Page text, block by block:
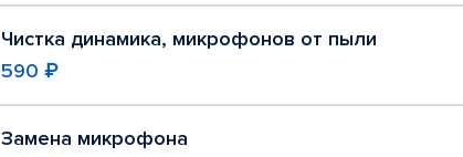
Чистка динамика, микрофонов от пыли
590 ₽
Замена микрофона